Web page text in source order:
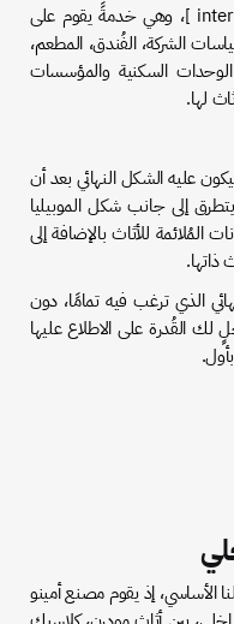
يُعرف باسم الـ [ interior design ]، وهي خدمةً يقوم على
الشركة، الفُندق، المطعم،
السكنية والمؤسسات
لها.
عليه الشكل النهائي بعد أن
إلى جانب شكل الموبيليا
المُلائمة للأثاث بالإضافة إلى
ذاتها.
الذي ترغب فيه تمامًا، دون
لك القُدرة على الاطلاع عليها
الأساسي، إذ يقوم مصنع أمينو